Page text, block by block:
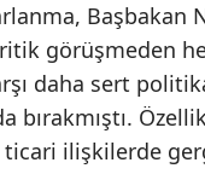
Başbakan
görüşmeden
daha sert
bırakmıştı.
ticari ilişkilerde